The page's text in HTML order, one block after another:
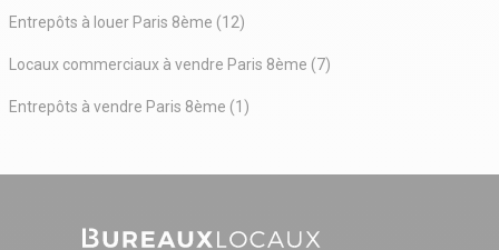
Entrepôts à louer Paris 8ème (12)
Locaux commerciaux à vendre Paris 8ème (7)
Entrepôts à vendre Paris 8ème (1)